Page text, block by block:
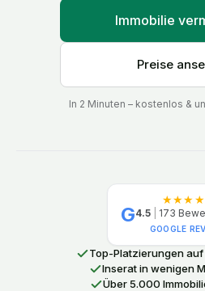
Immobilie
Preise
In 2 Minuten – kostenlos &
G4.5 173
GOOGLE
Top-Platzierungen
Inserat in wenigen
Über 5.000